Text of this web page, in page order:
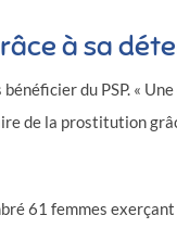
à sa
du PSP. « Une
de la prostitution
61 femmes